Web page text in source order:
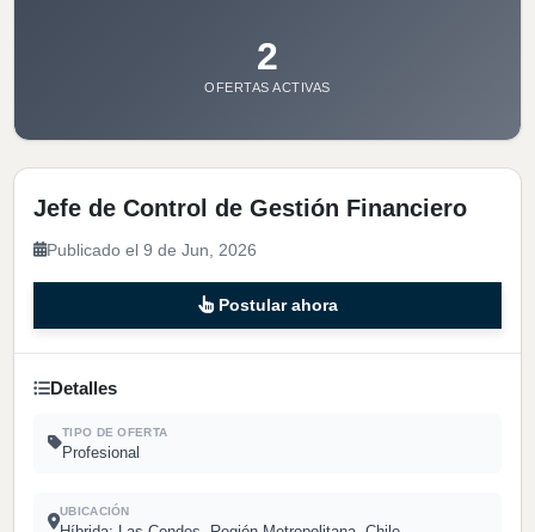
2
OFERTAS ACTIVAS
Jefe de Control de Gestión Financiero
Publicado el 9 de Jun, 2026
Postular ahora
Detalles
TIPO DE OFERTA
Profesional
UBICACIÓN